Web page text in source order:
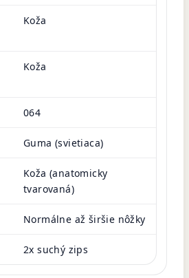
Koža
Koža
064
Guma (svietiaca)
Koža (anatomicky
tvarovaná)
Normálne až širšie nôžky
2x suchý zips